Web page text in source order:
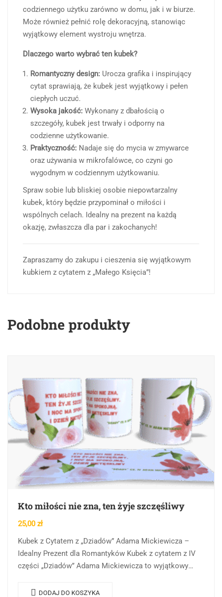
codziennego użytku zarówno w domu, jak i w biurze.
Może również pełnić rolę dekoracyjną, stanowiąc
wyjątkowy element wystroju wnętrza.
Dlaczego warto wybrać ten kubek?
Romantyczny design: Urocza grafika i inspirujący
cytat sprawiają, że kubek jest wyjątkowy i pełen
ciepłych uczuć.
Wysoka jakość: Wykonany z dbałością o
szczegóły, kubek jest trwały i odporny na
codzienne użytkowanie.
Praktyczność: Nadaje się do mycia w zmywarce
oraz używania w mikrofalówce, co czyni go
wygodnym w codziennym użytkowaniu.
Spraw sobie lub bliskiej osobie niepowtarzalny
kubek, który będzie przypominał o miłości i
wspólnych celach. Idealny na prezent na każdą
okazję, zwłaszcza dla par i zakochanych!
Zapraszamy do zakupu i cieszenia się wyjątkowym
kubkiem z cytatem z „Małego Księcia”!
Podobne produkty
Kto miłości nie zna, ten żyje szczęśliwy
25,00zł
Kubek z Cytatem z „Dziadów” Adama Mickiewicza –
Idealny Prezent dla Romantyków Kubek z cytatem z IV
części „Dziadów” Adama Mickiewicza to wyjątkowy
DODAJ DO KOSZYKA